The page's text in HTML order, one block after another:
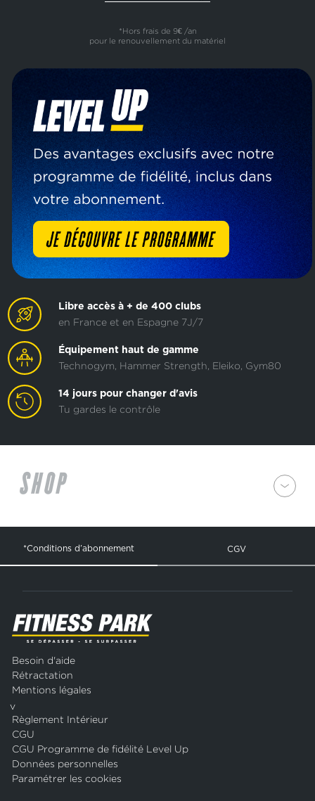
*Hors frais de 9€ /an
pour le renouvellement du matériel
Libre accès à + de 400 clubs
en France et en Espagne 7J/7
Équipement haut de gamme
Technogym, Hammer Strength, Eleiko, Gym80
14 jours pour changer d'avis
Tu gardes le contrôle
SHOP
*Conditions d’abonnement CGV
Besoin d'aide
Rétractation
Mentions légales
v
Règlement Intérieur
CGU
CGU Programme de fidélité Level Up
Données personnelles
Paramétrer les cookies